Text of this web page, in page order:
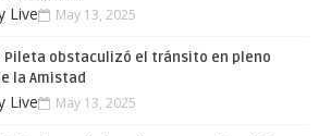
Live May 13, 2025
Pileta obstaculizó el tránsito en pleno
la Amistad
Live May 13, 2025